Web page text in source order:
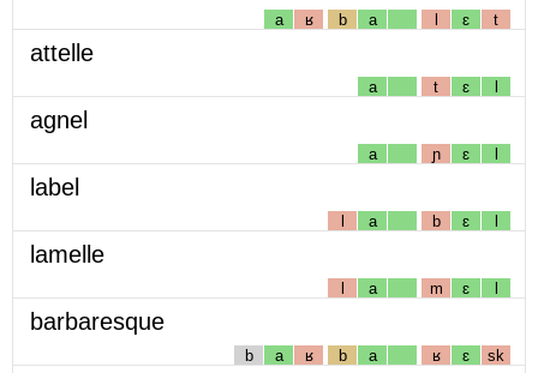
a ʁ b a l ɛ t
attelle
a t ɛ l
agnel
a ɲ ɛ l
label
l a b ɛ l
lamelle
l a m ɛ l
barbaresque
b a ʁ b a ʁ ɛ sk